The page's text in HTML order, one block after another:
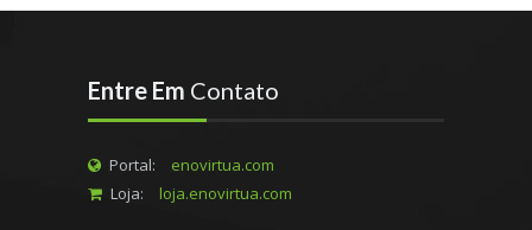
Entre Em Contato
Portal:
enovirtua.com
Loja:
loja.enovirtua.com